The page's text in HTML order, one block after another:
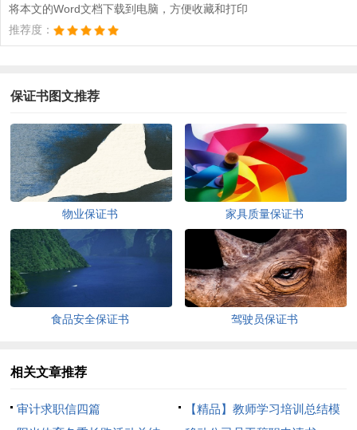
将本文的Word文档下载到电脑，方便收藏和打印
推荐度：
保证书图文推荐
物业保证书 家具质量保证书
食品安全保证书 驾驶员保证书
相关文章推荐
审计求职信四篇
【精品】教师学习培训总结模